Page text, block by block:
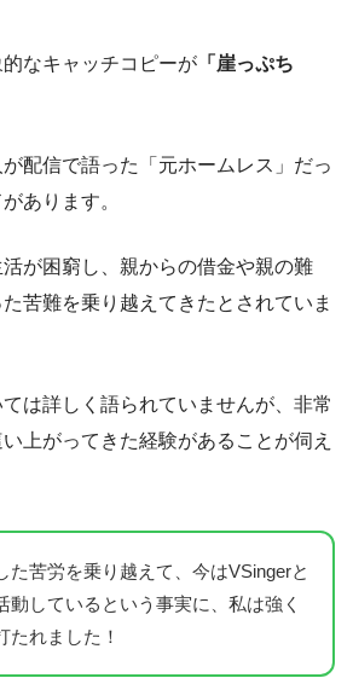
なキャッチコピーが 「崖っぷち
配信で語った「元ホームレス」だっ
あります。
活が困窮し、親からの借金や親の難
苦難を乗り越えてきたとされていま
は詳しく語られていませんが、非常
上がってきた経験があることが伺え
た苦労を乗り越えて、今はVSingerと
動しているという事実に、私は強く
たれました！